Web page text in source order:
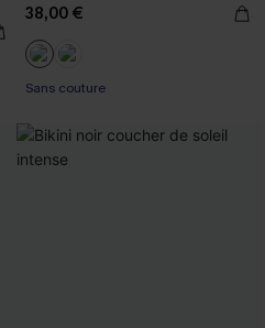
38,00 €
Sans couture